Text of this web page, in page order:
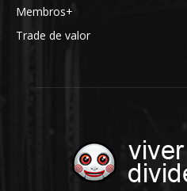
Membros+
Trade de valor